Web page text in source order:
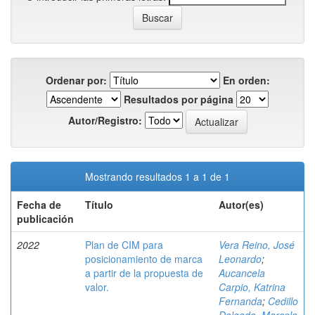
Ordenar por:
En orden:
Resultados por página
Autor/Registro:
Mostrando resultados 1 a 1 de 1
Fecha de
publicación
Título Autor(es)
2022
Plan de CIM para
posicionamiento de marca
a partir de la propuesta de
valor.
Vera Reino, José
Leonardo;
Aucancela
Carpio, Katrina
Fernanda; Cedillo